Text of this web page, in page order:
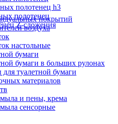
полотенец h3
полотенец
Z-сложения
покрытий
воздуха
настольные
бумаги
бумаги в больших рулонах
туалетной бумаги
материалов
и пены, крема
сенсорные